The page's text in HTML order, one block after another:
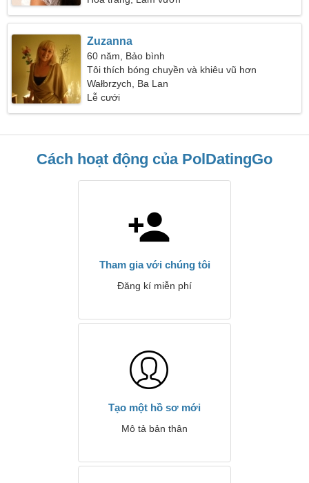
Zuzanna
60 năm, Bảo bình
Tôi thích bóng chuyền và khiêu vũ hơn
Wałbrzych, Ba Lan
Lễ cưới
Cách hoạt động của PolDatingGo
Tham gia với chúng tôi
Đăng kí miễn phí
Tạo một hồ sơ mới
Mô tả bản thân